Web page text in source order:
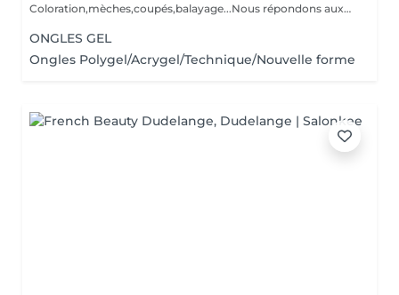
Coloration,mèches,coupés,balayage...Nous répondons aux
ONGLES GEL
Ongles Polygel/Acrygel/Technique/Nouvelle forme